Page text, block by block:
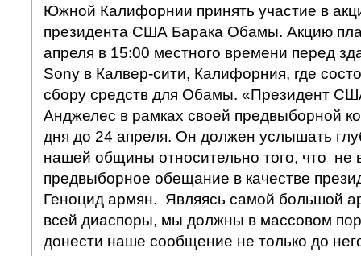
Южной Калифорнии принять участие в
президента США Барака Обамы. Акцию
апреля в 15:00 местного времени перед
Sony в Калвер-сити, Калифорния, где
сбору средств для Обамы. «Президент
Анджелес в рамках своей предвыборной
дня до 24 апреля. Он должен услышать
нашей общины относительно того, что не
предвыборное обещание в качестве
Геноцид армян. Являясь самой большой
всей диаспоры, мы должны в массовом
донести наше сообщение не только до